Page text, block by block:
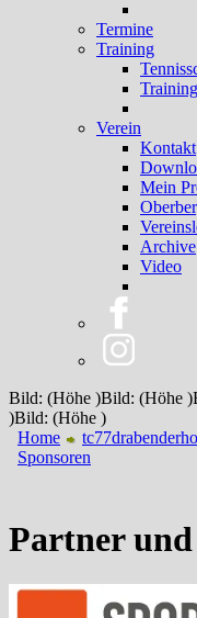
Termine
Training
Verein
Kontakt
Mein
Archive
Video
Bild: (Höhe )Bild: (Höhe
)Bild: (Höhe )
Home
Sponsoren
Partner und